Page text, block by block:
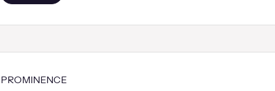
PROMINENCE